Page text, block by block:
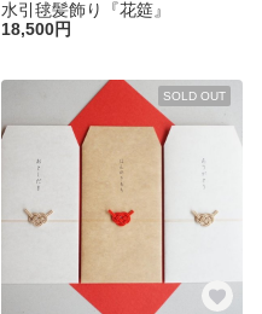
水引毬髪飾り『花筵』
18,500円
SOLD OUT